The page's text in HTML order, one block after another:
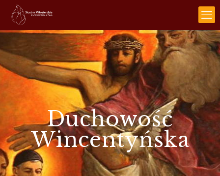
Duchowość
Wincentyńska